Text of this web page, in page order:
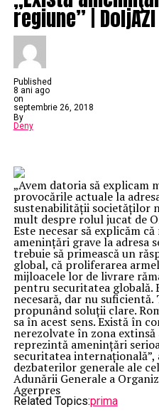
regiune” | DoljAZI
Published
8 ani ago
on
septembrie 26, 2018
By
Deny
„Avem datoria să explicam
provocările actuale la
sustenabilităţii societăţilor
mult despre rolul jucat de
Este necesar să explicăm
ameninţări grave la adresa
trebuie să primească un
global, că proliferarea
mijloacele lor de livrare
pentru securitatea globală.
necesară, dar nu suficientă.
propunând soluţii clare.
sa în acest sens. Există în
nerezolvate în zona extinsă
reprezintă ameninţări
securitatea
dezbaterilor generale ale
Adunării Generale a
Agerpres
Related Topics:prima